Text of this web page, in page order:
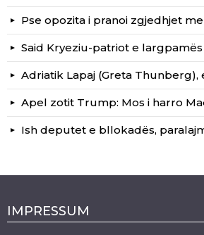
Pse opozita i pranoi zgjedhjet
Said Kryeziu-patriot e largpamës
Adriatik Lapaj (Greta Thunberg),
Apel zotit Trump: Mos i harro
Ish deputet e bllokadës,
IMPRESSUM